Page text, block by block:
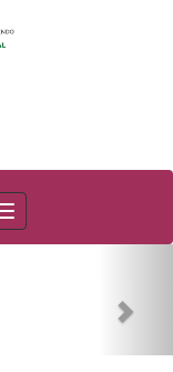
PAOT